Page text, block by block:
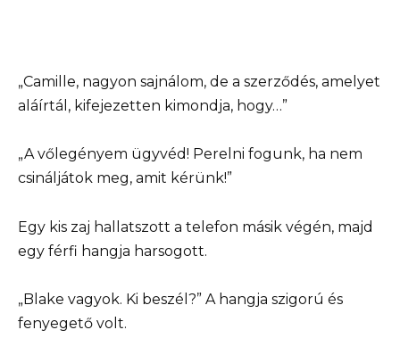
„Camille, nagyon sajnálom, de a szerződés, amelyet
aláírtál, kifejezetten kimondja, hogy…”
„A vőlegényem ügyvéd! Perelni fogunk, ha nem
csináljátok meg, amit kérünk!”
Egy kis zaj hallatszott a telefon másik végén, majd
egy férfi hangja harsogott.
„Blake vagyok. Ki beszél?” A hangja szigorú és
fenyegető volt.